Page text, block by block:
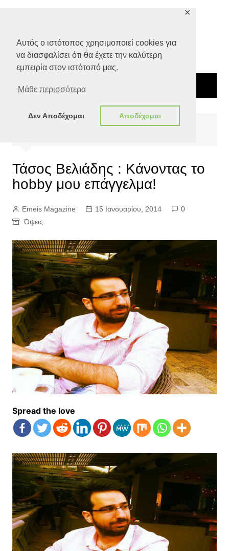
Αυτός ο ιστότοπος χρησιμοποιεί cookies για
να διασφαλίσει ότι θα έχετε την καλύτερη
εμπειρία στον ιστότοπό μας.
Μάθε περισσότερα
Δεν Αποδέχομαι Αποδέχομαι
✕
Τάσος Βελιάδης : Kάνοντας το
hobby μου επάγγελμα!
Emeis Magazine 15 Ιανουαρίου, 2014
0
Όψεις
Spread the love